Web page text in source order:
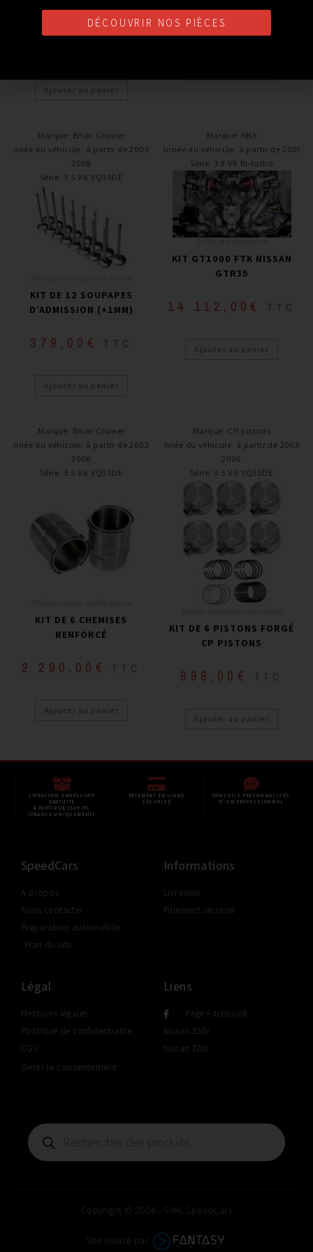
OVERSIZE)
Ajouter au panier
708,00
Marque: Brian Crower
Année du véhicule: à partir de 2003 -
2008
Série: 3.5 V6 VQ35DE
KIT DE 12 SOUPAPES
D’ADMISSION (+1MM)
379,00 € TTC
Ajouter au panier
Marque: HKS
Année du véhicule: à partir de 2009
Série: 3.8 V6 Bi-turbo
KIT GT1000 FTK NISSAN
GTR35
14 112,00 € TTC
Ajouter au panier
Marque: Brian Crower
Année du véhicule: à partir de 2003 -
2006
Série: 3.5 V6 VQ35DE
KIT DE 6 CHEMISES
RENFORCÉ
2 290,00 € TTC
Ajouter au panier
Marque: CP pistons
Année du véhicule: à partir de 2003 -
2006
Série: 3.5 V6 VQ35DE
KIT DE 6 PISTONS FORGÉ
CP PISTONS
998,00 € TTC
Ajouter au panier
LIVRAISON SHOP2SHOP
GRATUITE
À PARTIR DE 350€ TTC
(FRANCE UNIQUEMENT)
PAIEMENT EN LIGNE
SÉCURISÉ
CONSEILS PERSONNALISÉS
D'UN PROFESSIONNEL
SpeedCars
A propos
Nous contacter
Préparation automobile
Plan du site
Informations
Livraison
Paiement sécurisé
Légal
Mentions légales
Politique de confidentialité
CGV
Gérer le consentement
Liens
Page Facebook
Nissan 350z
Nissan 370z
Copyright © 2026 - SARL SpeedCars
Site réalisé par
DÉCOUVRIR NOS PIÈCES